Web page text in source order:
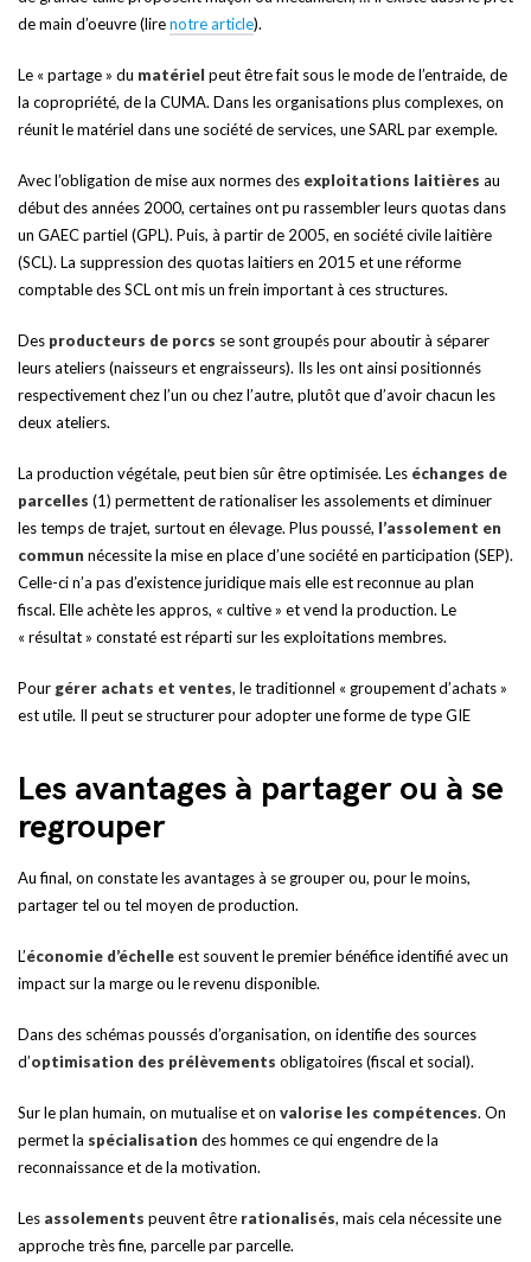
de main d’oeuvre (lirenotre article).
Le « partage » du matériel peut être fait sous le mode de l’entraide, de
la copropriété, de la CUMA. Dans les organisations plus complexes, on
réunit le matériel dans une société de services, une SARL par exemple.
Avec l’obligation de mise aux normes des exploitations laitières au
début des années 2000, certaines ont pu rassembler leurs quotas dans
un GAEC partiel (GPL). Puis, à partir de 2005, en société civile laitière
(SCL). La suppression des quotas laitiers en 2015 et une réforme
comptable des SCL ont mis un frein important à ces structures.
Des producteurs de porcs se sont groupés pour aboutir à séparer
leurs ateliers (naisseurs et engraisseurs). Ils les ont ainsi positionnés
respectivement chez l’un ou chez l’autre, plutôt que d’avoir chacun les
deux ateliers.
La production végétale, peut bien sûr être optimisée. Les échanges de
parcelles (1) permettent de rationaliser les assolements et diminuer
les temps de trajet, surtout en élevage. Plus poussé, l’assolement en
commun nécessite la mise en place d’une société en participation (SEP).
Celle-ci n’a pas d’existence juridique mais elle est reconnue au plan
fiscal. Elle achète les appros, « cultive » et vend la production. Le
« résultat » constaté est réparti sur les exploitations membres.
Pour gérer achats et ventes, le traditionnel « groupement d’achats »
est utile. Il peut se structurer pour adopter une forme de type GIE
Les avantages à partager ou à se
regrouper
Au final, on constate les avantages à se grouper ou, pour le moins,
partager tel ou tel moyen de production.
L’économie d’échelleest souvent le premier bénéfice identifié avec un
impact sur la marge ou le revenu disponible.
Dans des schémas poussés d’organisation, on identifie des sources
d’optimisation des prélèvements obligatoires (fiscal et social).
Sur le plan humain, on mutualise et on valorise les compétences. On
permet la spécialisation des hommes ce qui engendre de la
reconnaissance et de la motivation.
Les assolements peuvent être rationalisés, mais cela nécessite une
approche très fine, parcelle par parcelle.